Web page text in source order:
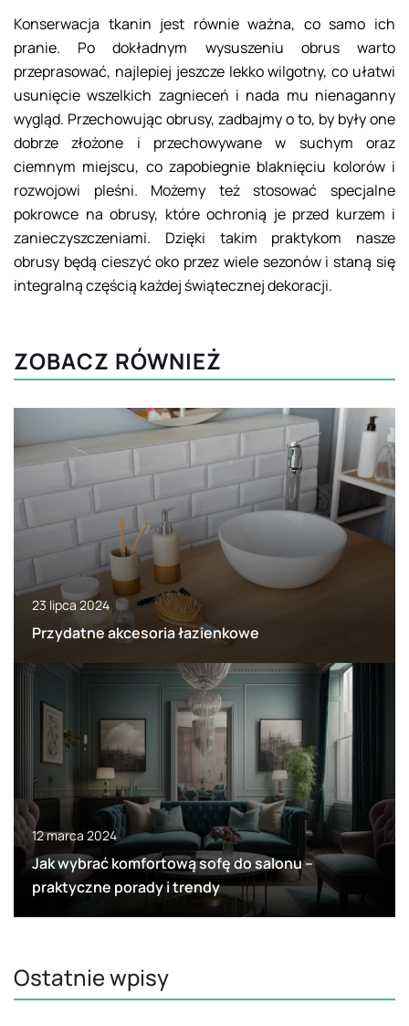
Konserwacja tkanin jest równie ważna, co samo ich
pranie. Po dokładnym wysuszeniu obrus warto
przeprasować, najlepiej jeszcze lekko wilgotny, co ułatwi
usunięcie wszelkich zagnieceń i nada mu nienaganny
wygląd. Przechowując obrusy, zadbajmy o to, by były one
dobrze złożone i przechowywane w suchym oraz
ciemnym miejscu, co zapobiegnie blaknięciu kolorów i
rozwojowi pleśni. Możemy też stosować specjalne
pokrowce na obrusy, które ochronią je przed kurzem i
zanieczyszczeniami. Dzięki takim praktykom nasze
obrusy będą cieszyć oko przez wiele sezonów i staną się
integralną częścią każdej świątecznej dekoracji.
ZOBACZ RÓWNIEŻ
23 lipca 2024
Przydatne akcesoria łazienkowe
12 marca 2024
Jak wybrać komfortową sofę do salonu –
praktyczne porady i trendy
Ostatnie wpisy